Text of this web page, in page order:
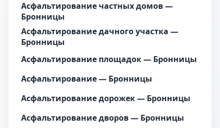
Асфальтирование частных домов —
Бронницы
Асфальтирование дачного участка —
Бронницы
Асфальтирование площадок — Бронницы
Асфальтирование — Бронницы
Асфальтирование дорожек — Бронницы
Асфальтирование дворов — Бронницы